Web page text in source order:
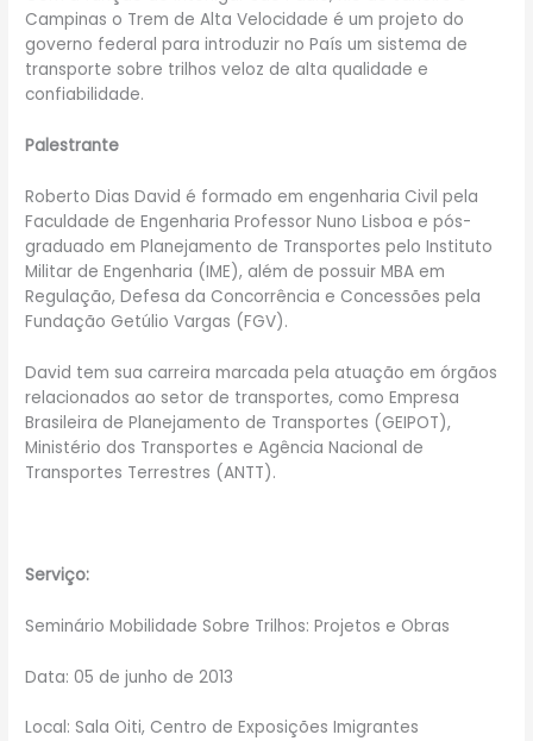
Campinas o Trem de Alta Velocidade é um projeto do
governo federal para introduzir no País um sistema de
transporte sobre trilhos veloz de alta qualidade e
confiabilidade.
Palestrante
Roberto Dias David é formado em engenharia Civil pela
Faculdade de Engenharia Professor Nuno Lisboa e pós-
graduado em Planejamento de Transportes pelo Instituto
Militar de Engenharia (IME), além de possuir MBA em
Regulação, Defesa da Concorrência e Concessões pela
Fundação Getúlio Vargas (FGV).
David tem sua carreira marcada pela atuação em órgãos
relacionados ao setor de transportes, como Empresa
Brasileira de Planejamento de Transportes (GEIPOT),
Ministério dos Transportes e Agência Nacional de
Transportes Terrestres (ANTT).
Serviço:
Seminário Mobilidade Sobre Trilhos: Projetos e Obras
Data: 05 de junho de 2013
Local: Sala Oiti, Centro de Exposições Imigrantes